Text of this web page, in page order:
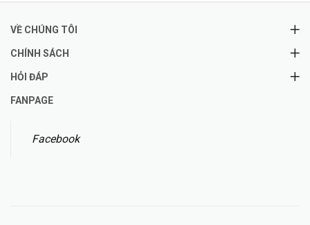
VỀ CHÚNG TÔI
CHÍNH SÁCH
HỎI ĐÁP
FANPAGE
Facebook